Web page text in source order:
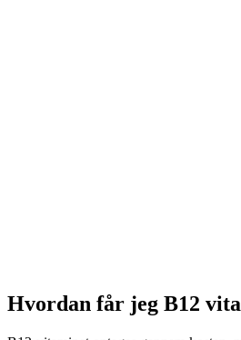
Hvordan får jeg B12